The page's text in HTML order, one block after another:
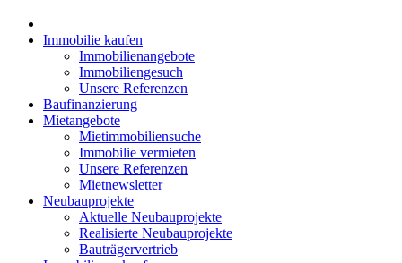
Immobilie kaufen
Immobilienangebote
Immobiliengesuch
Unsere Referenzen
Baufinanzierung
Mietangebote
Mietimmobiliensuche
Immobilie vermieten
Unsere Referenzen
Mietnewsletter
Neubauprojekte
Aktuelle Neubauprojekte
Realisierte Neubauprojekte
Bauträgervertrieb